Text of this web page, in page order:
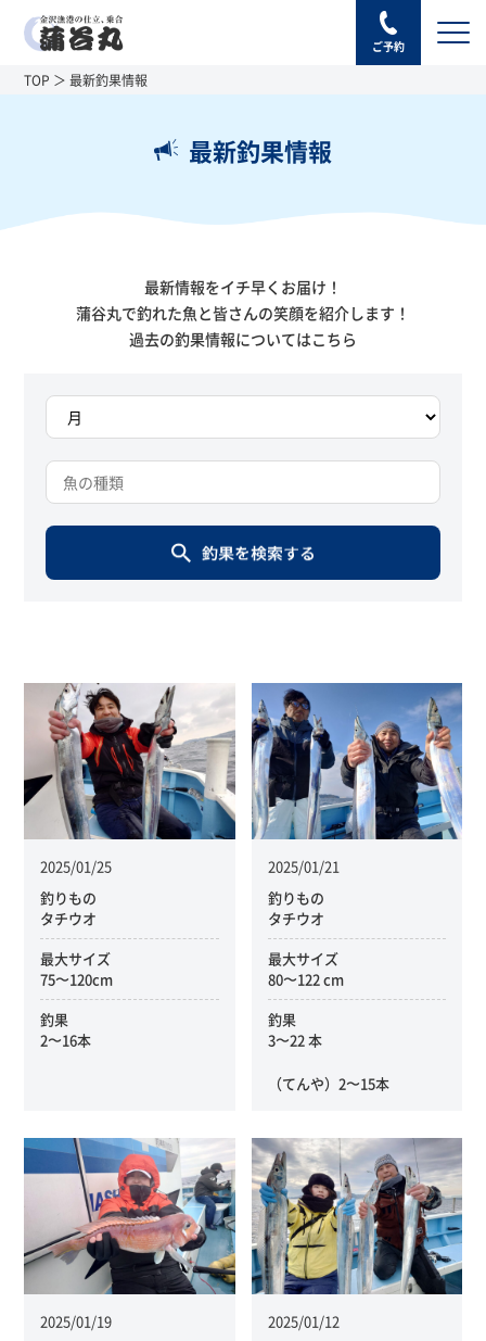
ご予約
TOP 最新釣果情報
最新釣果情報
最新情報をイチ早くお届け！
蒲谷丸で釣れた魚と皆さんの笑顔を紹介します！
過去の釣果情報についてはこちら
2025/01/25
釣りもの
タチウオ
最大サイズ
75〜120cm
釣果
2〜16本
2025/01/21
釣りもの
タチウオ
最大サイズ
80〜122 cm
釣果
3〜22 本
（てんや）2〜15本
2025/01/19
2025/01/12